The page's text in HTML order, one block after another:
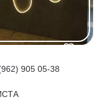
905 05-38